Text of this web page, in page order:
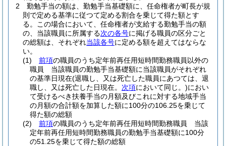
2
勤勉手当の額は、勤勉手当基礎額に、任命権者が町長が規
則で定める基準に従つて定める割合を乗じて得た額とす
る。
この場合において、任命権者が支給する勤勉手当の額
の、当該職員に所属する次の各号に掲げる職員の区分ごと
の総額は、それぞれ当該各号に定める額を超えてはならな
い。
(1)
前項の職員のうち定年前再任用短時間勤務職員以外の
職員 当該職員の勤勉手当基礎額に当該職員がそれぞれ
の基準日現在(退職し、又は死亡した職員にあつては、退
職し、又は死亡した日現在。 次項において同じ。)におい
て受けるべき扶養手当の月額及びこれに対する地域手当
の月額の合計額を加算した額に100分の106.25を乗じて
得た額の総額
(2)
前項の職員のうち定年前再任用短時間勤務職員 当該
定年前再任用短時間勤務職員の勤勉手当基礎額に100分
の51.25を乗じて得た額の総額